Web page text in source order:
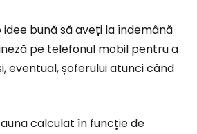
bună să aveți la îndemână
pe telefonul mobil pentru a
eventual, șoferului atunci când
calculat în funcție de